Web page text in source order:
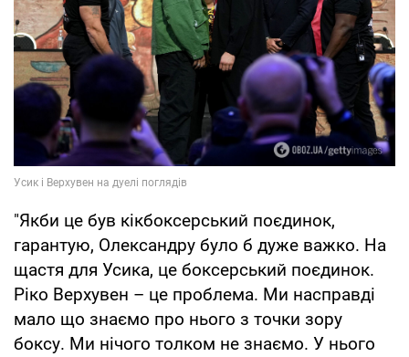
"Якби це був кікбоксерський поєдинок,
гарантую, Олександру було б дуже важко. На
щастя для Усика, це боксерський поєдинок.
Ріко Верхувен – це проблема. Ми насправді
мало що знаємо про нього з точки зору
боксу. Ми нічого толком не знаємо. У нього